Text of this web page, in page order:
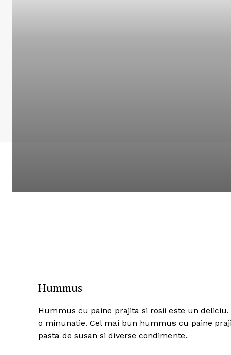
Hummus
Hummus cu paine prajita si rosii este un
o minunatie. Cel mai bun hummus cu paine
pasta de susan si diverse condimente.